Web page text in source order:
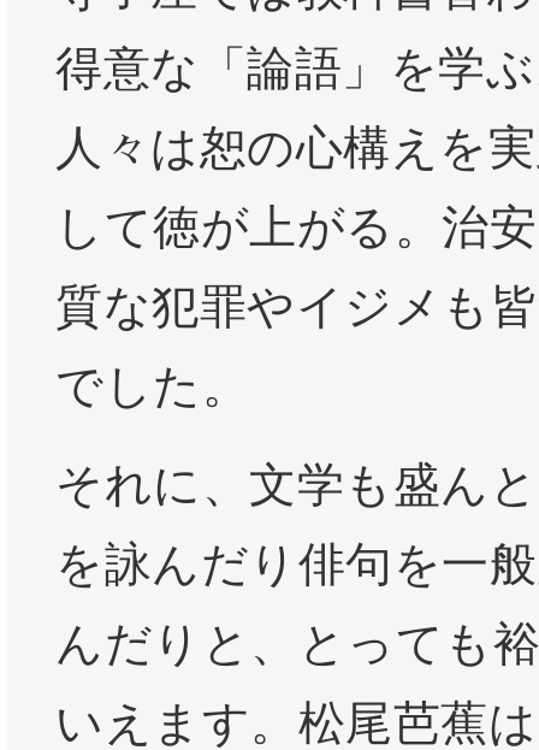
得意な「論語」を学
人々は恕の心構えを
して徳が上がる。治
質な犯罪やイジメも
でした。
それに、文学も盛ん
を詠んだり俳句を一
んだりと、とっても
いえます。松尾芭蕉